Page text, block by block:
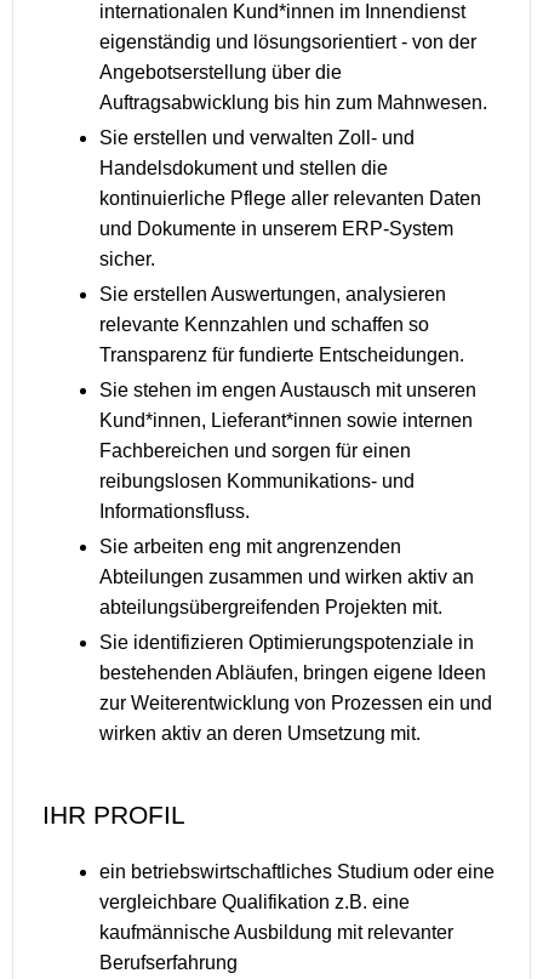
internationalen Kund*innen im Innendienst
eigenständig und lösungsorientiert - von der
Angebotserstellung über die
Auftragsabwicklung bis hin zum Mahnwesen.
Sie erstellen und verwalten Zoll- und
Handelsdokument und stellen die
kontinuierliche Pflege aller relevanten Daten
und Dokumente in unserem ERP-System
sicher.
Sie erstellen Auswertungen, analysieren
relevante Kennzahlen und schaffen so
Transparenz für fundierte Entscheidungen.
Sie stehen im engen Austausch mit unseren
Kund*innen, Lieferant*innen sowie internen
Fachbereichen und sorgen für einen
reibungslosen Kommunikations- und
Informationsfluss.
Sie arbeiten eng mit angrenzenden
Abteilungen zusammen und wirken aktiv an
abteilungsübergreifenden Projekten mit.
Sie identifizieren Optimierungspotenziale in
bestehenden Abläufen, bringen eigene Ideen
zur Weiterentwicklung von Prozessen ein und
wirken aktiv an deren Umsetzung mit.
IHR PROFIL
ein betriebswirtschaftliches Studium oder eine
vergleichbare Qualifikation z.B. eine
kaufmännische Ausbildung mit relevanter
Berufserfahrung